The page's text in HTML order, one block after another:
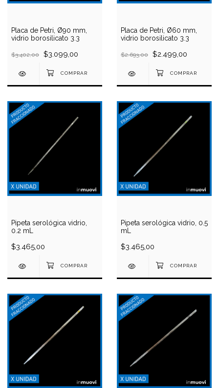
Placa de Petri, Ø90 mm,
vidrio borosilicato 3.3
$3.402,00 $3.099,00
Placa de Petri, Ø60 mm,
vidrio borosilicato 3.3
$2.693,00 $2.499,00
Pipeta serológica vidrio,
0.2 mL
$3.465,00
Pipeta serológica vidrio, 0.5
mL
$3.465,00